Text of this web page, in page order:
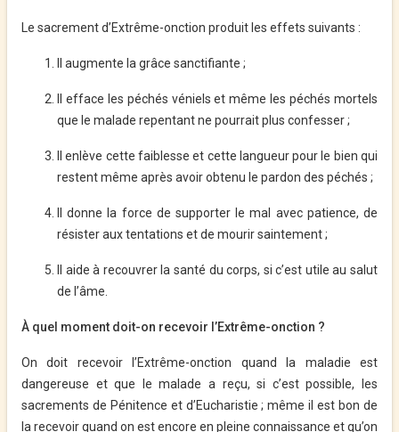
Le sacrement d’Extrême-onction produit les effets suivants :
Il augmente la grâce sanctifiante ;
Il efface les péchés véniels et même les péchés mortels
que le malade repentant ne pourrait plus confesser ;
Il enlève cette faiblesse et cette langueur pour le bien qui
restent même après avoir obtenu le pardon des péchés ;
Il donne la force de supporter le mal avec patience, de
résister aux tentations et de mourir saintement ;
Il aide à recouvrer la santé du corps, si c’est utile au salut
de l’âme.
À quel moment doit-on recevoir l’Extrême-onction ?
On doit recevoir l’Extrême-onction quand la maladie est
dangereuse et que le malade a reçu, si c’est possible, les
sacrements de Pénitence et d’Eucharistie ; même il est bon de
la recevoir quand on est encore en pleine connaissance et qu’on